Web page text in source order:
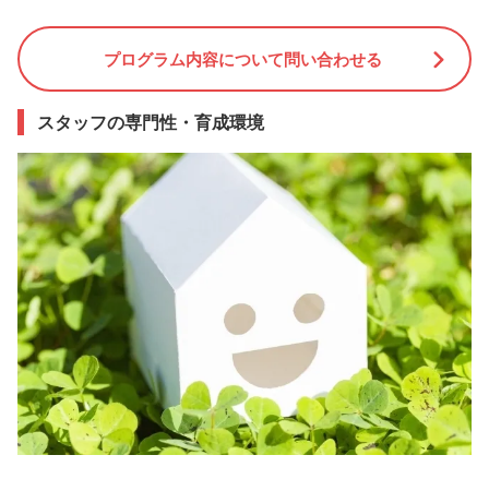
プログラム内容について問い合わせる
スタッフの専門性・育成環境